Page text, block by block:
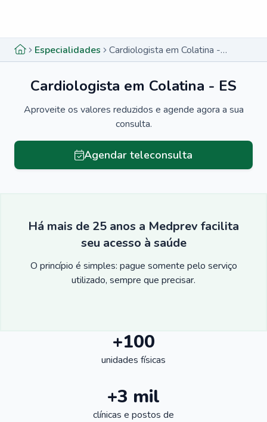
Especialidades Cardiologista em Colatina - ES
Cardiologista em Colatina - ES
Aproveite os valores reduzidos e agende agora a sua
consulta.
Agendar teleconsulta
Há mais de 25 anos a Medprev facilita
seu acesso à saúde
O princípio é simples: pague somente pelo serviço
utilizado, sempre que precisar.
+100
unidades físicas
+3 mil
clínicas e postos de